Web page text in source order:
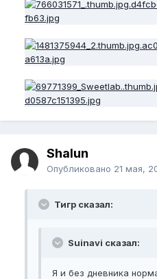
Shalun
Опубликовано 21 мая,
Тигр сказал:
Suinavi сказал:
Я и без дневника